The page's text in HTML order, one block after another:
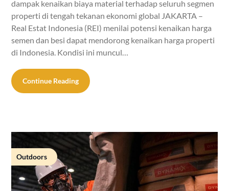
dampak kenaikan biaya material terhadap seluruh segmen
properti di tengah tekanan ekonomi global JAKARTA –
Real Estat Indonesia (REI) menilai potensi kenaikan harga
semen dan besi dapat mendorong kenaikan harga properti
di Indonesia. Kondisi ini muncul…
Continue Reading
Outdoors